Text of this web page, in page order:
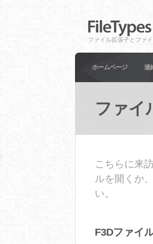
ファイル拡張子とファ
ホームページ 連
ファイ
こちらに来
ルを開くか
い。
F3Dファイ